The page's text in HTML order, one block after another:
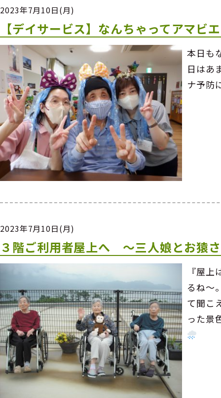
2023年7月10日(月)
【デイサービス】なんちゃってアマビエ
本日も
日はあ
ナ予防
2023年7月10日(月)
３階ご利用者屋上へ ～三人娘とお猿
『屋
るね～
て聞こ
った景